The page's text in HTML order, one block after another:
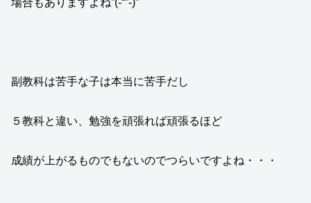
副教科は苦手な子は本当に苦手だし
５教科と違い、勉強を頑張れば頑張るほど
成績が上がるものでもないのでつらいですよね・・・